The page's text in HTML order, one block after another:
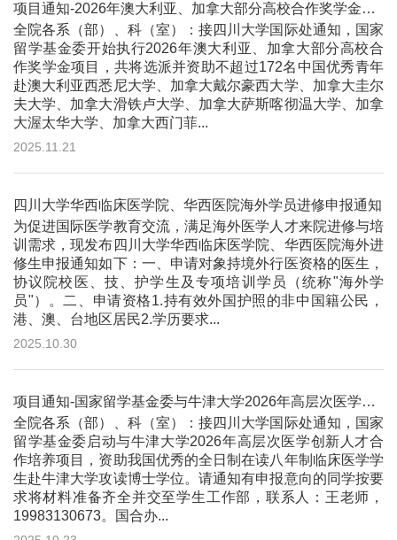
项目通知-2026年澳大利亚、加拿大部分高校合作奖学金项目
全院各系（部）、科（室）：接四川大学国际处通知，国家
留学基金委开始执行2026年澳大利亚、加拿大部分高校合
作奖学金项目，共将选派并资助不超过172名中国优秀青年
赴澳大利亚西悉尼大学、加拿大戴尔豪西大学、加拿大圭尔
夫大学、加拿大滑铁卢大学、加拿大萨斯喀彻温大学、加拿
大渥太华大学、加拿大西门菲...
2025.11.21
四川大学华西临床医学院、华西医院海外学员进修申报通知
为促进国际医学教育交流，满足海外医学人才来院进修与培
训需求，现发布四川大学华西临床医学院、华西医院海外进
修生申报通知如下：一、申请对象持境外行医资格的医生，
协议院校医、技、护学生及专项培训学员（统称"海外学
员"）。二、申请资格1.持有效外国护照的非中国籍公民，
港、澳、台地区居民2.学历要求...
2025.10.30
项目通知-国家留学基金委与牛津大学2026年高层次医学创新人才合作培养项目
全院各系（部）、科（室）：接四川大学国际处通知，国家
留学基金委启动与牛津大学2026年高层次医学创新人才合
作培养项目，资助我国优秀的全日制在读八年制临床医学学
生赴牛津大学攻读博士学位。请通知有申报意向的同学按要
求将材料准备齐全并交至学生工作部，联系人：王老师，
19983130673。国合办...